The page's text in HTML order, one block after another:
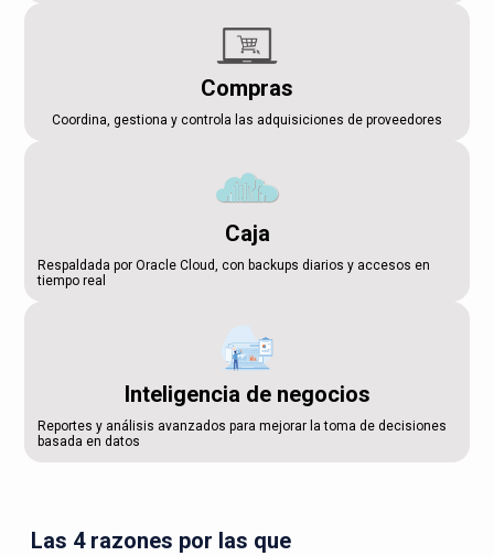
Compras
Coordina, gestiona y controla las adquisiciones de proveedores
Caja
Respaldada por Oracle Cloud, con backups diarios y accesos en
tiempo real
Inteligencia de negocios
Reportes y análisis avanzados para mejorar la toma de decisiones
basada en datos
Las 4 razones por las que